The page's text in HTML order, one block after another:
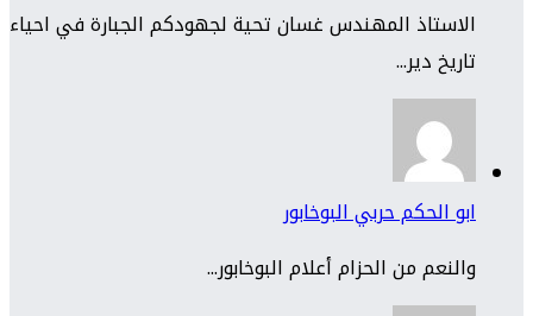
الاستاذ المهندس غسان تحية لجهودكم الجبارة في احياء
تاريخ دير...
ابو الحكم حربي البوخابور
والنعم من الحزام أعلام البوخابور...